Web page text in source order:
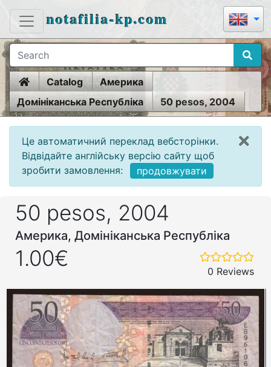
notafilia-kp.com
HomeCatalog
Америка
Домініканська Республіка
50 pesos, 2004
Це автоматичний переклад вебсторінки.
Відвідайте англійську версію сайту щоб
зробити замовлення:
продовжувати
50 pesos, 2004
Америка, Домініканська Республіка
1.00€
0 Reviews